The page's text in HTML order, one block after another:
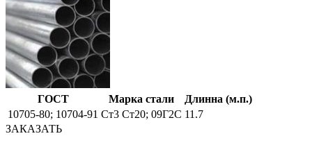
ГОСТ Марка стали
Длинна (м.п.)
10705-80; 10704-91 Ст3 Ст20; 09Г2С 11.7
ЗАКАЗАТЬ